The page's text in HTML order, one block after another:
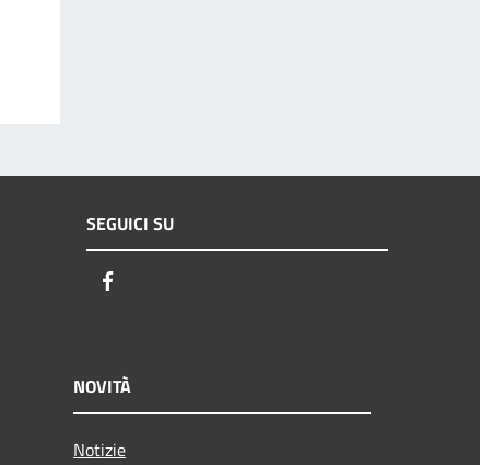
SEGUICI SU
NOVITÀ
Notizie